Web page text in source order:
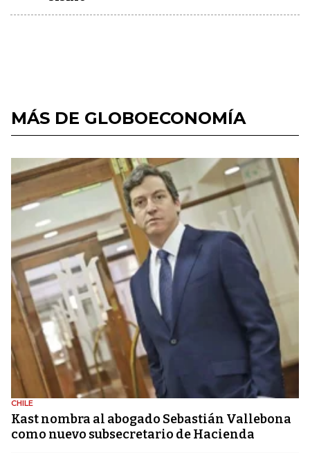
MÁS DE GLOBOECONOMÍA
CHILE
Kast nombra al abogado Sebastián Vallebona
como nuevo subsecretario de Hacienda